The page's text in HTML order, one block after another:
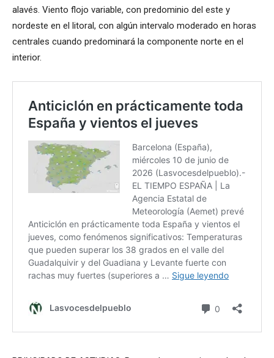
alavés. Viento flojo variable, con predominio del este y
nordeste en el litoral, con algún intervalo moderado en horas
centrales cuando predominará la componente norte en el
interior.